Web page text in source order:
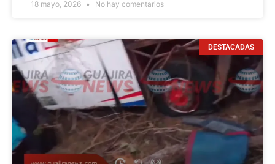
18 mayo, 2026 No hay comentarios
DESTACADAS